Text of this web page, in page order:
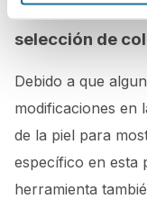
Editor de la
selección de
Debido a que
modificaciones en
de la piel para
específico en esta
herramienta